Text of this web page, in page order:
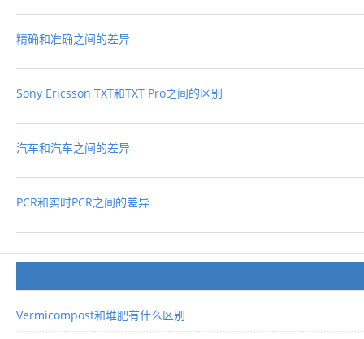
精确和准确之间的差异
Sony Ericsson TXT和TXT Pro之间的区别
汽车和汽车之间的差异
PCR和实时PCR之间的差异
Vermicompost和堆肥有什么区别